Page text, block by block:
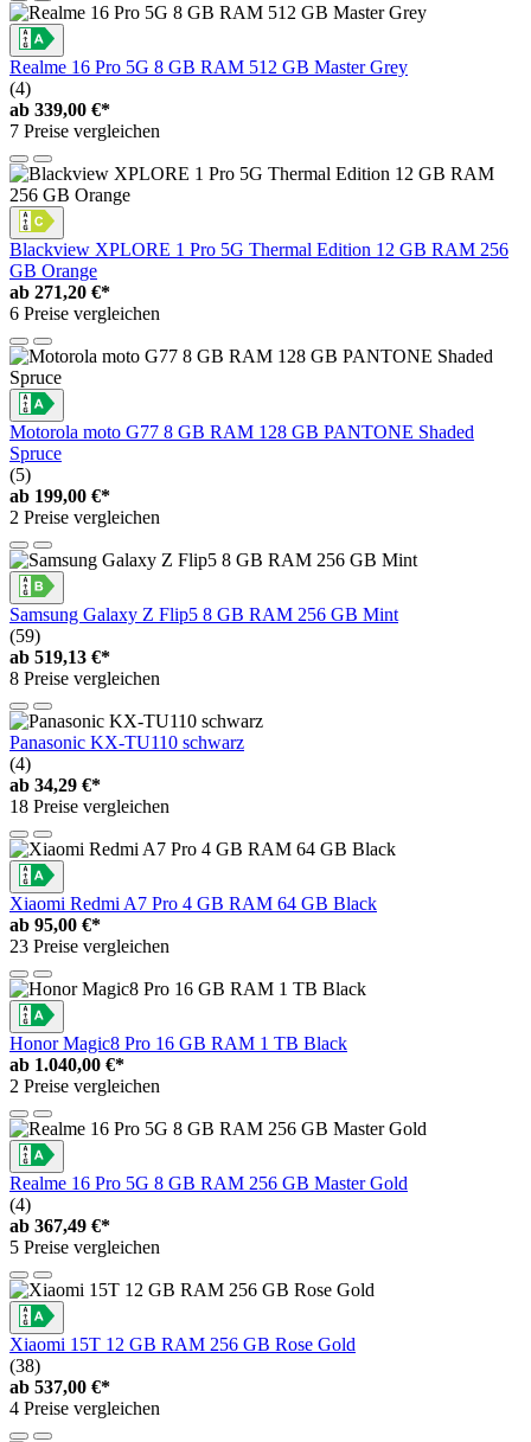
Realme 16 Pro 5G 8 GB RAM 512 GB Master Grey
(4)
ab 339,00 €*
7 Preise vergleichen
Blackview XPLORE 1 Pro 5G Thermal Edition 12 GB RAM 256
GB Orange
ab 271,20 €*
6 Preise vergleichen
Motorola moto G77 8 GB RAM 128 GB PANTONE Shaded
Spruce
(5)
ab 199,00 €*
2 Preise vergleichen
Samsung Galaxy Z Flip5 8 GB RAM 256 GB Mint
(59)
ab 519,13 €*
8 Preise vergleichen
Panasonic KX-TU110 schwarz
(4)
ab 34,29 €*
18 Preise vergleichen
Xiaomi Redmi A7 Pro 4 GB RAM 64 GB Black
ab 95,00 €*
23 Preise vergleichen
Honor Magic8 Pro 16 GB RAM 1 TB Black
ab 1.040,00 €*
2 Preise vergleichen
Realme 16 Pro 5G 8 GB RAM 256 GB Master Gold
(4)
ab 367,49 €*
5 Preise vergleichen
Xiaomi 15T 12 GB RAM 256 GB Rose Gold
(38)
ab 537,00 €*
4 Preise vergleichen